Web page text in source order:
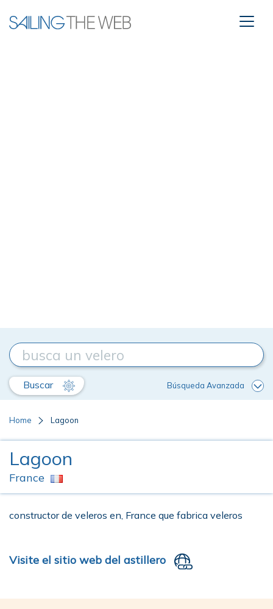
Buscar Búsqueda Avanzada
Home Lagoon
Lagoon
France
constructor de veleros en, France que fabrica veleros
Visite el sitio web del astillero